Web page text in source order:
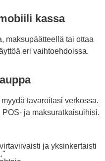
kassa
maksupäätteellä tai ottaa
eri vaihtoehdoissa.
tavaroitasi verkossa.
ja maksuratkaisuihisi.
ja yksinkertaisti